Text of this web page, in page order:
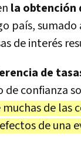
la obtención
país,
de interés
de
confianza
de las
de una